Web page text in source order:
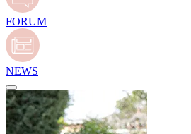
FORUM
NEWS